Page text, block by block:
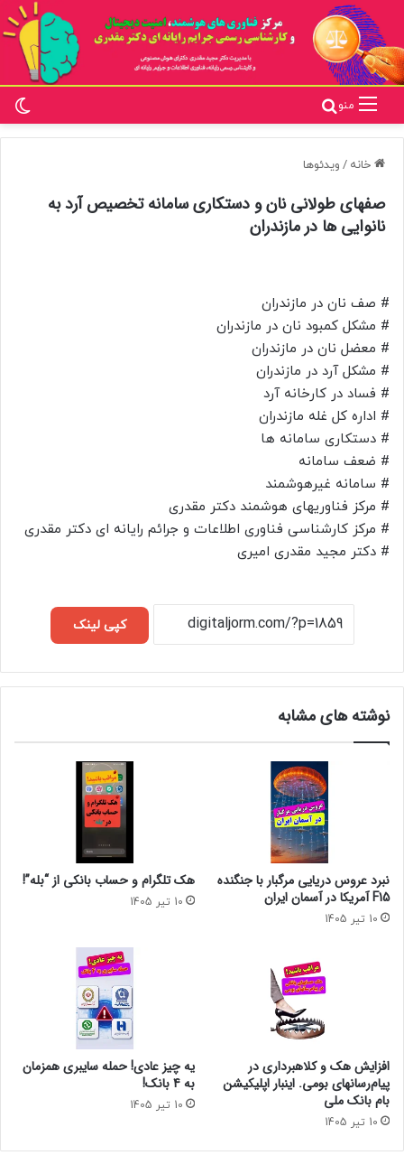
منو
خانه / ویدئوها
صفهای طولانی نان و دستکاری سامانه تخصیص آرد به
نانوایی ها در مازندران
# صف نان در مازندران
# مشکل کمبود نان در مازندران
# معضل نان در مازندران
# مشکل آرد در مازندران
# فساد در کارخانه آرد
# اداره کل غله مازندران
# دستکاری سامانه ها
# ضعف سامانه
# سامانه غیرهوشمند
# مرکز فناوریهای هوشمند دکتر مقدری
# مرکز کارشناسی فناوری اطلاعات و جرائم رایانه ای دکتر مقدری
# دکتر مجید مقدری امیری
کپی لینک
نوشته های مشابه
نبرد عروس دریایی مرگبار با جنگنده
F15 آمریکا در آسمان ایران
10 تیر 1405
هک تلگرام و حساب بانکی از “بله”!
10 تیر 1405
افزایش هک و کلاهبرداری در
پیام‌رسانهای بومی. اینبار اپلیکیشن
بام‌ بانک ملی
10 تیر 1405
یه چیز عادی! حمله سایبری همزمان
به 4 بانک!
10 تیر 1405